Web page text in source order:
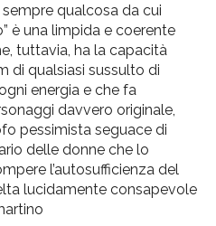
qualcosa da cui
è una limpida e coerente
tuttavia, ha la capacità
di qualsiasi sussulto di
energia e che fa
davvero originale,
pessimista seguace di
delle donne che lo
l’autosufficienza del
lucidamente consapevole